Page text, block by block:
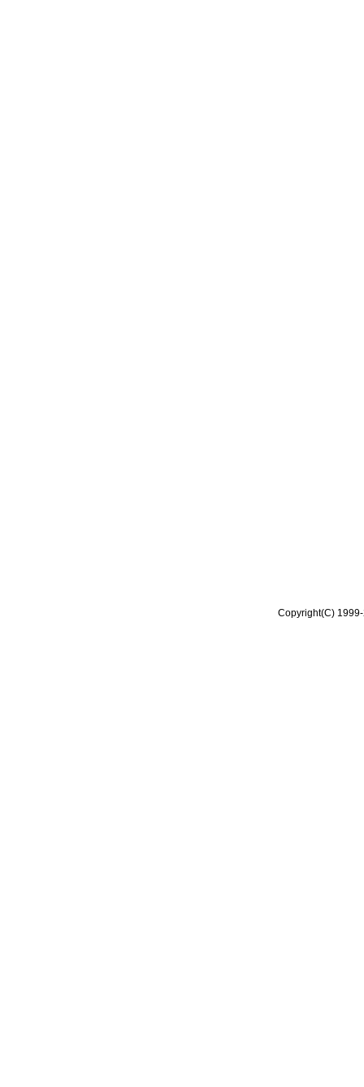
Copyright(C)